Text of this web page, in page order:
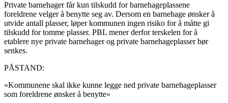
Private barnehager får kun tilskudd for barnehageplassene
foreldrene velger å benytte seg av. Dersom en barnehage ønsker å
utvide antall plasser, løper kommunen ingen risiko for å måtte gi
tilskudd for tomme plasser. PBL mener derfor terskelen for å
etablere nye private barnehager og private barnehageplasser bør
senkes.
PÅSTAND:
«Kommunene skal ikke kunne legge ned private barnehageplasser
som foreldrene ønsker å benytte»